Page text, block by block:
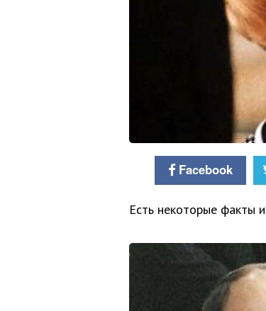
Facebook
Есть некоторые факты